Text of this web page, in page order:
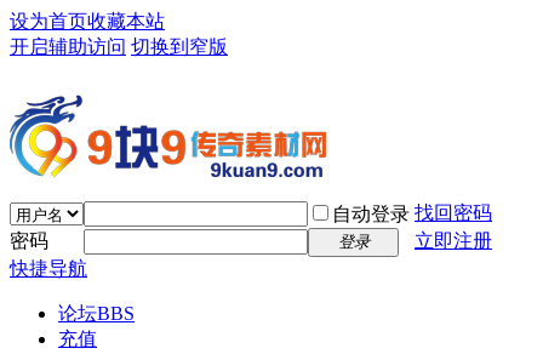
设为首页收藏本站
开启辅助访问 切换到窄版
自动登录 找回密码
密码
登录
立即注册
快捷导航
论坛BBS
充值